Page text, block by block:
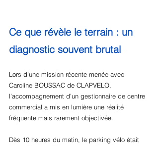
Ce que révèle le terrain : un
diagnostic souvent brutal
Lors d’une mission récente menée avec
Caroline BOUSSAC de CLAPVELO,
l’accompagnement d’un gestionnaire de centre
commercial a mis en lumière une réalité
fréquente mais rarement objectivée.
Dès 10 heures du matin, le parking vélo était